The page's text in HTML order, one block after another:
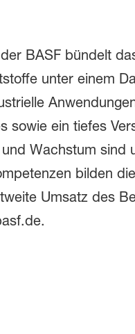
BASF bündelt
unter einem
sowie ein tiefes
Wachstum
bilden
Umsatz des